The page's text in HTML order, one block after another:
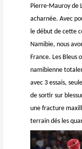
Pierre-Mauroy de
acharnée. Avec
le début de cette
Namibie, nous
France. Les Bleus
namibienne
avec 3 essais,
de sortir sur
une fracture
terrain dés les